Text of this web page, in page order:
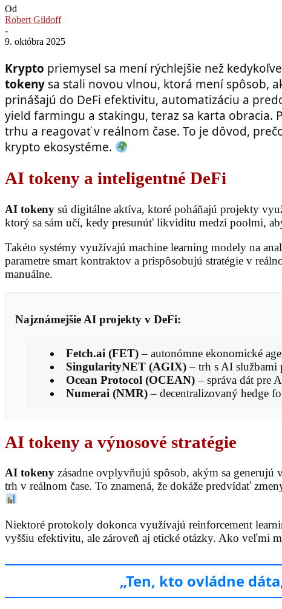
Od
Robert Gildoff
-
9. októbra 2025
Krypto priemysel sa mení rýchlejšie než
tokeny sa stali novou vlnou, ktorá mení spôsob,
prinášajú do DeFi efektivitu, automatizáciu a
yield farmingu a stakingu, teraz sa karta obracia.
trhu a reagovať v reálnom čase. To je dôvod,
krypto ekosystéme.
AI tokeny a inteligentné DeFi
AI tokeny sú digitálne aktíva, ktoré poháňajú projekty
ktorý sa sám učí, kedy presunúť likviditu medzi poolmi,
Takéto systémy využívajú machine learning modely na
parametre smart kontraktov a prispôsobujú stratégie v
manuálne.
Najznámejšie AI projekty v DeFi:
Fetch.ai (FET)– autonómne ekonomické
SingularityNET (AGIX)– trh s AI službami
Ocean Protocol (OCEAN)– správa dát pre
Numerai (NMR)– decentralizovaný hedge
AI tokeny a výnosové stratégie
AI tokeny zásadne ovplyvňujú spôsob, akým sa generujú
trh v reálnom čase. To znamená, že dokáže predvídať
Niektoré protokoly dokonca využívajú reinforcement
vyššiu efektivitu, ale zároveň aj etické otázky. Ako veľmi
„Ten, kto ovládne